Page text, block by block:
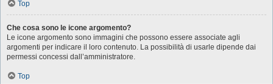
Top
Che cosa sono le icone argomento?
Le icone argomento sono immagini che possono essere associate agli
argomenti per indicare il loro contenuto. La possibilità di usarle dipende dai
permessi concessi dall’amministratore.
Top